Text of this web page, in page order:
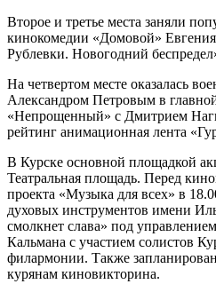
Второе и третье места заняли
кинокомедии «Домовой»
Рублевки. Новогодний
На четвертом месте оказалась
Александром Петровым в
«Непрощенный» с Дмитрием
рейтинг анимационная лента
В Курске основной площадкой
Театральная площадь. Перед
проекта «Музыка для всех» в
духовых инструментов имени
смолкнет слава» под
Кальмана с участием солистов
филармонии. Также
курянам киновикторина.